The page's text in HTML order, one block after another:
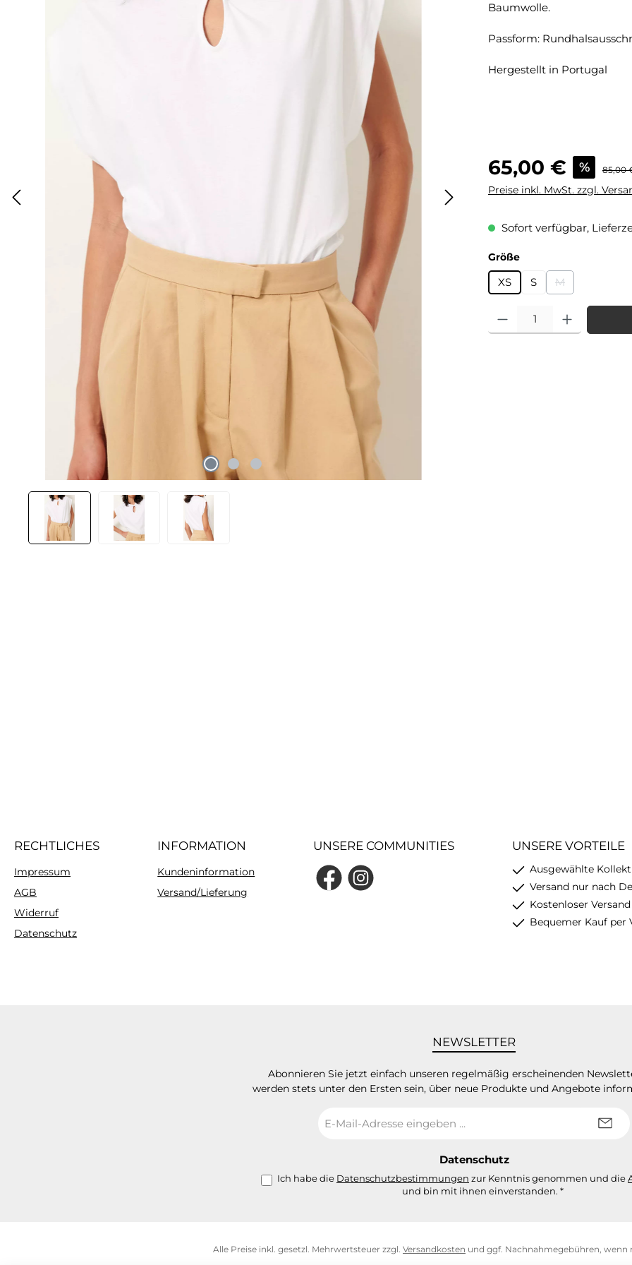
Baumwolle.
Passform:
Hergestellt in Portugal
Verkaufspreis:
65,00 € % 85,00
Preise inkl. MwSt. zzgl.
Sofort verfügbar,
Größeauswählen
XS S M
(Diese Option
Produkt Anzahl: Gib den
RECHTLICHES
Impressum
AGB
Widerruf
Datenschutz
INFORMATION
Kundeninformation
Versand/Lieferung
UNSERE COMMUNITIES
FacebookInstagram
UNSERE VORTEILE
Ausgewählte
Versand nur nach
Kostenloser
Bequemer Kauf per
NEWSLETTER
Abonnieren Sie jetzt einfach unseren regelmäßig erscheinenden
werden stets unter den Ersten sein, über neue Produkte und Angebote
Mail-
Datenschutz
Ich habe die Datenschutzbestimmungen zur Kenntnis genommen und die
und bin mit ihnen einverstanden. *
Alle Preise inkl. gesetzl. Mehrwertsteuer zzgl. Versandkosten und ggf. Nachnahmegebühren, wenn